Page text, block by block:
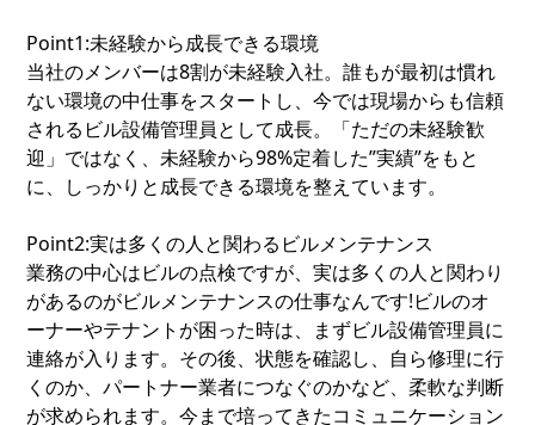
Point1:未経験から成長できる環境
当社のメンバーは8割が未経験入社。誰もが最初は慣れ
ない環境の中仕事をスタートし、今では現場からも信頼
されるビル設備管理員として成長。「ただの未経験歓
迎」ではなく、未経験から98%定着した”実績”をもと
に、しっかりと成長できる環境を整えています。
Point2:実は多くの人と関わるビルメンテナンス
業務の中心はビルの点検ですが、実は多くの人と関わり
があるのがビルメンテナンスの仕事なんです!ビルのオ
ーナーやテナントが困った時は、まずビル設備管理員に
連絡が入ります。その後、状態を確認し、自ら修理に行
くのか、パートナー業者につなぐのかなど、柔軟な判断
が求められます。今まで培ってきたコミュニケーション